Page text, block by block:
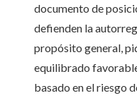
documento de
defienden la
propósito general,
equilibrado
basado en el riesgo